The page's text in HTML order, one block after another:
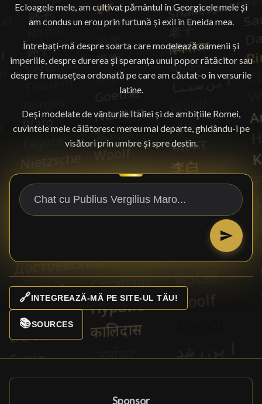
Ecloagele mele, am cultivat pământul în Georgicele mele și
am condus un erou prin furtună și exil în Eneida mea.
Întrebați-mă despre soarta care modelează oamenii și
imperiile, despre durerea și speranța unui popor rătăcitor sau
despre frumusețea ordonată pe care am căutat-o în versurile
latine.
Deși modelate de vânturile Italiei și de ambițiile Romei,
cuvintele mele călătoresc mereu mai departe, ghidându-i pe
visători prin umbre și spre destin.
🔗INTEGREAZĂ-MĂ PE SITE-UL TĂU!
📚SOURCES
Sponsor